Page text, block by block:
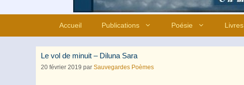
Accueil Publications Poésie Livres
Le vol de minuit – Diluna Sara
20 février 2019 par Sauvegardes Poèmes